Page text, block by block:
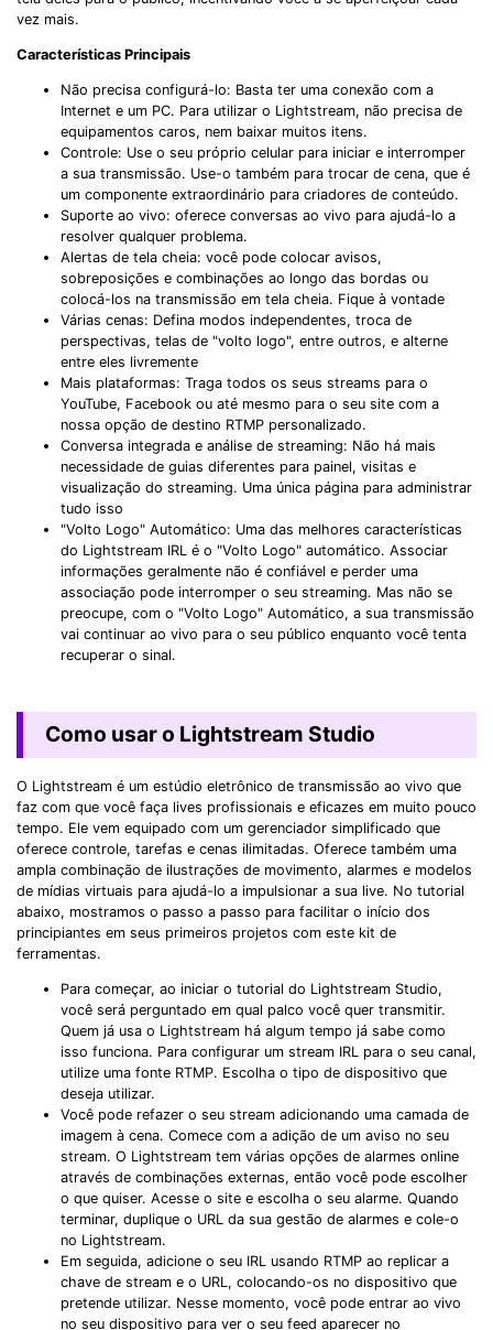
vez mais.
Características Principais
Não precisa configurá-lo: Basta ter uma conexão com a
Internet e um PC. Para utilizar o Lightstream, não precisa de
equipamentos caros, nem baixar muitos itens.
Controle: Use o seu próprio celular para iniciar e interromper
a sua transmissão. Use-o também para trocar de cena, que é
um componente extraordinário para criadores de conteúdo.
Suporte ao vivo: oferece conversas ao vivo para ajudá-lo a
resolver qualquer problema.
Alertas de tela cheia: você pode colocar avisos,
sobreposições e combinações ao longo das bordas ou
colocá-los na transmissão em tela cheia. Fique à vontade
Várias cenas: Defina modos independentes, troca de
perspectivas, telas de "volto logo", entre outros, e alterne
entre eles livremente
Mais plataformas: Traga todos os seus streams para o
YouTube, Facebook ou até mesmo para o seu site com a
nossa opção de destino RTMP personalizado.
Conversa integrada e análise de streaming: Não há mais
necessidade de guias diferentes para painel, visitas e
visualização do streaming. Uma única página para administrar
tudo isso
"Volto Logo" Automático: Uma das melhores características
do Lightstream IRL é o "Volto Logo" automático. Associar
informações geralmente não é confiável e perder uma
associação pode interromper o seu streaming. Mas não se
preocupe, com o "Volto Logo" Automático, a sua transmissão
vai continuar ao vivo para o seu público enquanto você tenta
recuperar o sinal.
Como usar o Lightstream Studio
O Lightstream é um estúdio eletrônico de transmissão ao vivo que
faz com que você faça lives profissionais e eficazes em muito pouco
tempo. Ele vem equipado com um gerenciador simplificado que
oferece controle, tarefas e cenas ilimitadas. Oferece também uma
ampla combinação de ilustrações de movimento, alarmes e modelos
de mídias virtuais para ajudá-lo a impulsionar a sua live. No tutorial
abaixo, mostramos o passo a passo para facilitar o início dos
principiantes em seus primeiros projetos com este kit de
ferramentas.
Para começar, ao iniciar o tutorial do Lightstream Studio,
você será perguntado em qual palco você quer transmitir.
Quem já usa o Lightstream há algum tempo já sabe como
isso funciona. Para configurar um stream IRL para o seu canal,
utilize uma fonte RTMP. Escolha o tipo de dispositivo que
deseja utilizar.
Você pode refazer o seu stream adicionando uma camada de
imagem à cena. Comece com a adição de um aviso no seu
stream. O Lightstream tem várias opções de alarmes online
através de combinações externas, então você pode escolher
o que quiser. Acesse o site e escolha o seu alarme. Quando
terminar, duplique o URL da sua gestão de alarmes e cole-o
no Lightstream.
Em seguida, adicione o seu IRL usando RTMP ao replicar a
chave de stream e o URL, colocando-os no dispositivo que
pretende utilizar. Nesse momento, você pode entrar ao vivo
no seu dispositivo para ver o seu feed aparecer no